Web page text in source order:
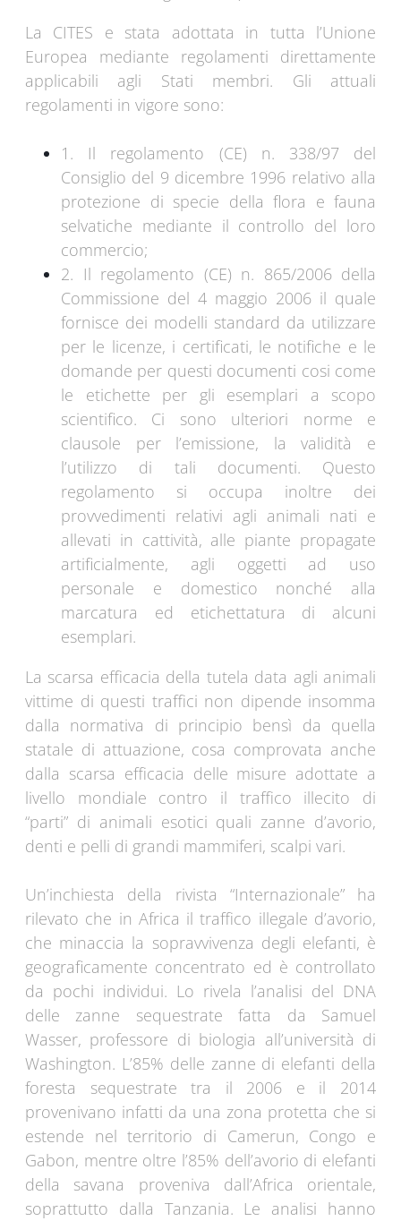
La CITES e stata adottata in tutta l’Unione
Europea mediante regolamenti direttamente
applicabili agli Stati membri. Gli attuali
regolamenti in vigore sono:
1. Il regolamento (CE) n. 338/97 del
Consiglio del 9 dicembre 1996 relativo alla
protezione di specie della flora e fauna
selvatiche mediante il controllo del loro
commercio;
2. Il regolamento (CE) n. 865/2006 della
Commissione del 4 maggio 2006 il quale
fornisce dei modelli standard da utilizzare
per le licenze, i certificati, le notifiche e le
domande per questi documenti cosi come
le etichette per gli esemplari a scopo
scientifico. Ci sono ulteriori norme e
clausole per l’emissione, la validità e
l’utilizzo di tali documenti. Questo
regolamento si occupa inoltre dei
provvedimenti relativi agli animali nati e
allevati in cattività, alle piante propagate
artificialmente, agli oggetti ad uso
personale e domestico nonché alla
marcatura ed etichettatura di alcuni
esemplari.
La scarsa efficacia della tutela data agli animali
vittime di questi traffici non dipende insomma
dalla normativa di principio bensì da quella
statale di attuazione, cosa comprovata anche
dalla scarsa efficacia delle misure adottate a
livello mondiale contro il traffico illecito di
“parti” di animali esotici quali zanne d’avorio,
denti e pelli di grandi mammiferi, scalpi vari.
Un’inchiesta della rivista “Internazionale” ha
rilevato che in Africa il traffico illegale d’avorio,
che minaccia la sopravvivenza degli elefanti, è
geograficamente concentrato ed è controllato
da pochi individui. Lo rivela l’analisi del DNA
delle zanne sequestrate fatta da Samuel
Wasser, professore di biologia all’università di
Washington. L’85% delle zanne di elefanti della
foresta sequestrate tra il 2006 e il 2014
provenivano infatti da una zona protetta che si
estende nel territorio di Camerun, Congo e
Gabon, mentre oltre l’85% dell’avorio di elefanti
della savana proveniva dall’Africa orientale,
soprattutto dalla Tanzania. Le analisi hanno